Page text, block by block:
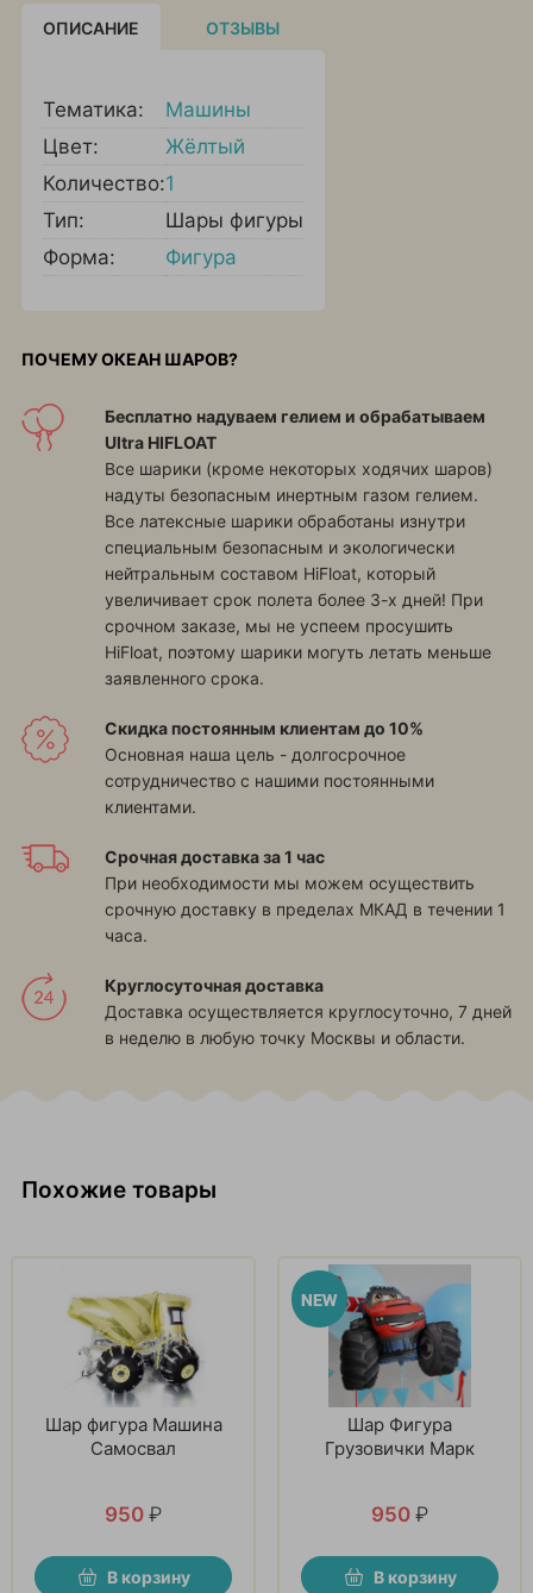
ОПИСАНИЕ ОТЗЫВЫ
Тематика:
Машины
Цвет:
Жёлтый
Количество:1
Тип:
Шары фигуры
Форма:
Фигура
ПОЧЕМУ ОКЕАН ШАРОВ?
Бесплатно надуваем гелием и обрабатываем
Ultra HIFLOAT
Все шарики (кроме некоторых ходячих шаров)
надуты безопасным инертным газом гелием.
Все латексные шарики обработаны изнутри
специальным безопасным и экологически
нейтральным составом HiFloat, который
увеличивает срок полета более 3-х дней! При
срочном заказе, мы не успеем просушить
HiFloat, поэтому шарики могуть летать меньше
заявленного срока.
Скидка постоянным клиентам до 10%
Основная наша цель - долгосрочное
сотрудничество с нашими постоянными
клиентами.
Срочная доставка за 1 час
При необходимости мы можем осуществить
срочную доставку в пределах МКАД в течении 1
часа.
Круглосуточная доставка
Доставка осуществляется круглосуточно, 7 дней
в неделю в любую точку Москвы и области.
Похожие товары
Шар фигура Машина
Самосвал
950 ₽
В корзину
Шар Фигура
Грузовички Марк
950 ₽
В корзину